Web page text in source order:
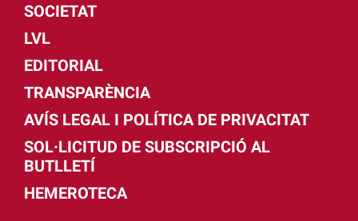
SOCIETAT
LVL
EDITORIAL
TRANSPARÈNCIA
AVÍS LEGAL I POLÍTICA DE PRIVACITAT
SOL·LICITUD DE SUBSCRIPCIÓ AL
BUTLLETÍ
HEMEROTECA